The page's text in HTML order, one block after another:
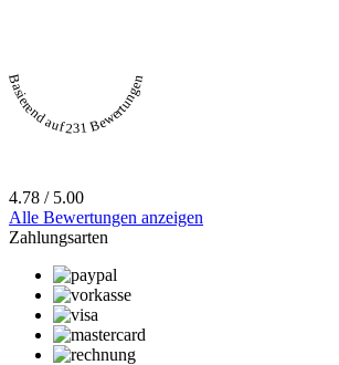
Basierend auf 231 Bewertungen
4.78 / 5.00
Alle Bewertungen anzeigen
Zahlungsarten